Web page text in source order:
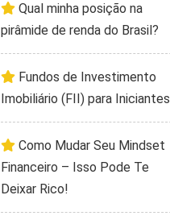
Qual minha posição na
pirâmide de renda do Brasil?
Fundos de Investimento
Imobiliário (FII) para Iniciantes
Como Mudar Seu Mindset
Financeiro – Isso Pode Te
Deixar Rico!